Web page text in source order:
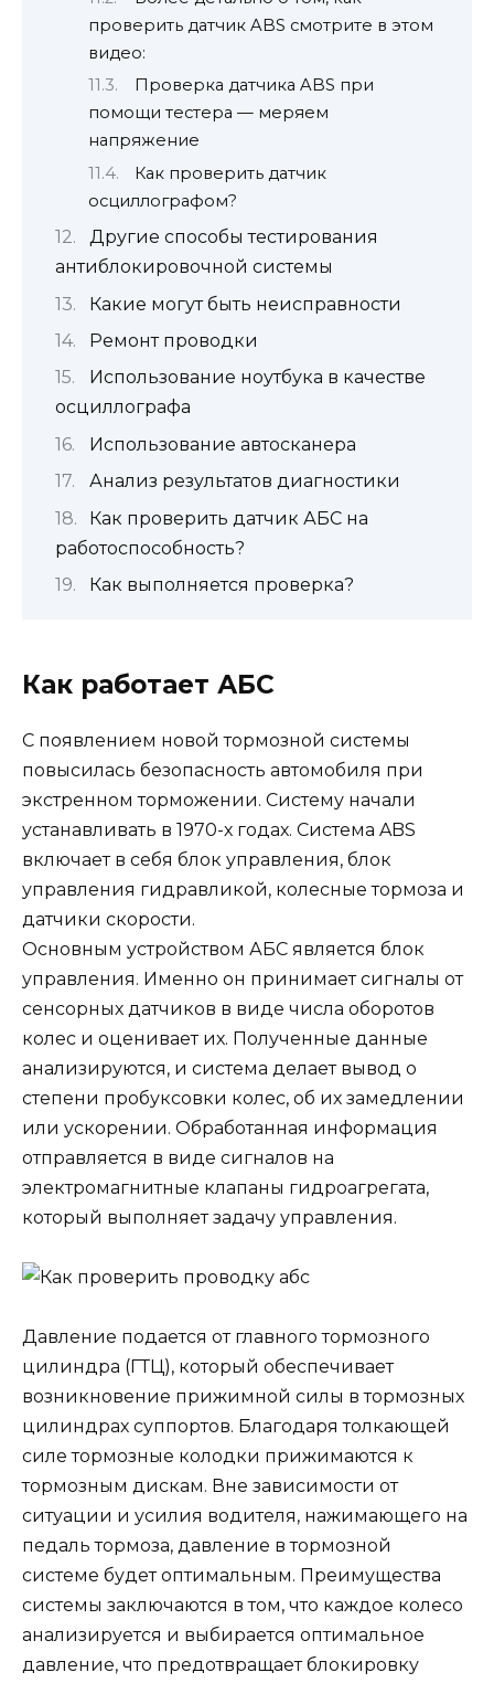
проверить датчик ABS смотрите в этом
видео:
Проверка датчика ABS при
помощи тестера — меряем
напряжение
Как проверить датчик
осциллографом?
Другие способы тестирования
антиблокировочной системы
Какие могут быть неисправности
Ремонт проводки
Использование ноутбука в качестве
осциллографа
Использование автосканера
Анализ результатов диагностики
Как проверить датчик АБС на
работоспособность?
Как выполняется проверка?
Как работает АБС
С появлением новой тормозной системы
повысилась безопасность автомобиля при
экстренном торможении. Систему начали
устанавливать в 1970-х годах. Система ABS
включает в себя блок управления, блок
управления гидравликой, колесные тормоза и
датчики скорости.
Основным устройством АБС является блок
управления. Именно он принимает сигналы от
сенсорных датчиков в виде числа оборотов
колес и оценивает их. Полученные данные
анализируются, и система делает вывод о
степени пробуксовки колес, об их замедлении
или ускорении. Обработанная информация
отправляется в виде сигналов на
электромагнитные клапаны гидроагрегата,
который выполняет задачу управления.
Давление подается от главного тормозного
цилиндра (ГТЦ), который обеспечивает
возникновение прижимной силы в тормозных
цилиндрах суппортов. Благодаря толкающей
силе тормозные колодки прижимаются к
тормозным дискам. Вне зависимости от
ситуации и усилия водителя, нажимающего на
педаль тормоза, давление в тормозной
системе будет оптимальным. Преимущества
системы заключаются в том, что каждое колесо
анализируется и выбирается оптимальное
давление, что предотвращает блокировку